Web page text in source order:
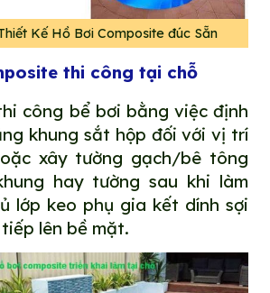
Kế Hồ Bơi Composite đúc Sẵn
thi công tại chỗ
công bể bơi bằng việc định
khung sắt hộp đối với vị trí
xây tường gạch/bê tông
hay tường sau khi làm
lớp keo phụ gia kết dính sợi
lên bề mặt.